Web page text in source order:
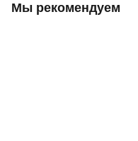
Мы рекомендуем